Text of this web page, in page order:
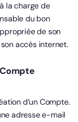
la charge de
du bon
de son
accès internet.
d’un Compte.
adresse e-mail